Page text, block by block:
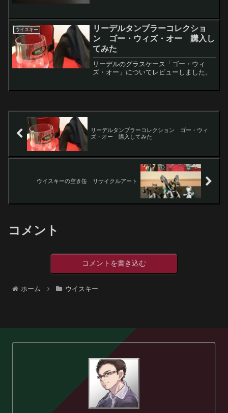
条大麦は上から見ると6角形に実がなって
います。知識として違いは...
ウイスキー
リーデルタンブラーコレクショ
ン ゴー・ウィズ・オー 購入し
てみた
リーデルのグラスケース「ゴー・ウィ
ズ・オー」についてレビューしました。
リーデルタンブラーコレクション ゴー・ウィ
ズ・オー 購入してみた
ウイスキーの空き缶 リサイクルアート
コメント
コメントを書き込む
ホーム ウイスキー